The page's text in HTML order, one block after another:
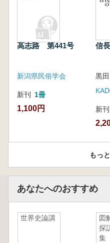
高志路 第441号
新潟県民俗学会
新刊 1冊
1,100円
信
黒
新刊
もっ
あなたへのおすすめ
世界史論講
図
探
集